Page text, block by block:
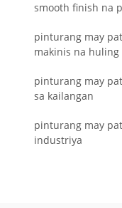
smooth finish na
pinturang may
makinis na huling
pinturang may
sa kailangan
pinturang may
industriya